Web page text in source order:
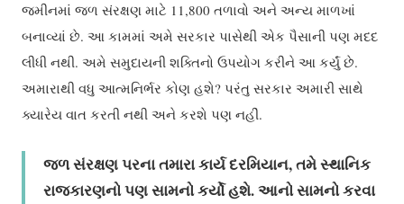
જમીનમાં જળ સંરક્ષણ માટે 11,800 તળાવો અને અન્ય માળખાં
બનાવ્યાં છે. આ કામમાં અમે સરકાર પાસેથી એક પૈસાની પણ મદદ
લીધી નથી. અમે સમુદાયની શક્તિનો ઉપયોગ કરીને આ કર્યું છે.
અમારાથી વધુ આત્મનિર્ભર કોણ હશે? પરંતુ સરકાર અમારી સાથે
ક્યારેય વાત કરતી નથી અને કરશે પણ નહીં.
જળ સંરક્ષણ પરના તમારા કાર્ય દરમિયાન, તમે સ્થાનિક
રાજકારણનો પણ સામનો કર્યો હશે.આનો સામનો કરવા